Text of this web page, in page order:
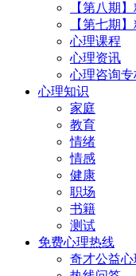
【第八期
【第七期
心理课程
心理资讯
心理咨询专
心理知识
家庭
教育
情绪
情感
健康
职场
书籍
测试
免费心理热线
奇才公益